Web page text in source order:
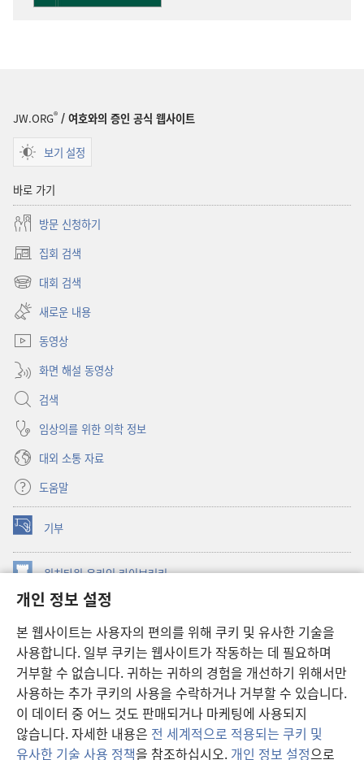
개인 정보 설정
본 웹사이트는 사용자의 편의를 위해 쿠키 및 유사한 기술을
사용합니다. 일부 쿠키는 웹사이트가 작동하는 데 필요하며
거부할 수 없습니다. 귀하는 귀하의 경험을 개선하기 위해서만
사용하는 추가 쿠키의 사용을 수락하거나 거부할 수 있습니다.
이 데이터 중 어느 것도 판매되거나 마케팅에 사용되지
않습니다. 자세한 내용은 전 세계적으로 적용되는 쿠키 및
유사한 기술 사용 정책을 참조하십시오. 개인 정보 설정으로
JW.ORG® / 여호와의 증인 공식 웹사이트
보기 설정
바로 가기
방문 신청하기
집회 검색
(새로운
창
대회 검색
(새로운
창
열기)
새로운 내용
동영상
화면 해설 동영상
검색
임상의를 위한 의학 정보
대외 소통 자료
도움말
기부
(새로운
창
열기) 워치타워 온라인 라이브러리
창
JW Hub ®
창
열기) JW 라이브러리
워치타워 라이브러리